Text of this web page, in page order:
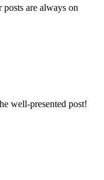
posts are always on
well-presented post!